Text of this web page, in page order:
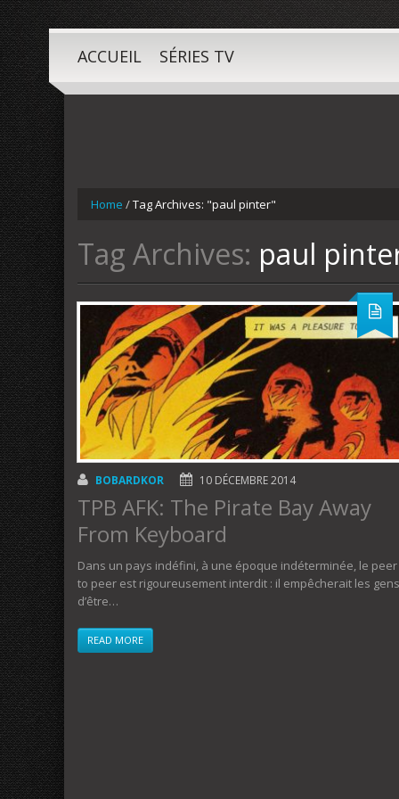
ACCUEIL SÉRIES TV
Home /Tag Archives: "paul pinter"
Tag Archives: paul
BOBARDKOR 10 DÉCEMBRE 2014
TPB AFK: The Pirate Bay Away
From Keyboard
Dans un pays indéfini, à une époque indéterminée, le peer
to peer est rigoureusement interdit : il empêcherait les gens
d’être…
READ MORE